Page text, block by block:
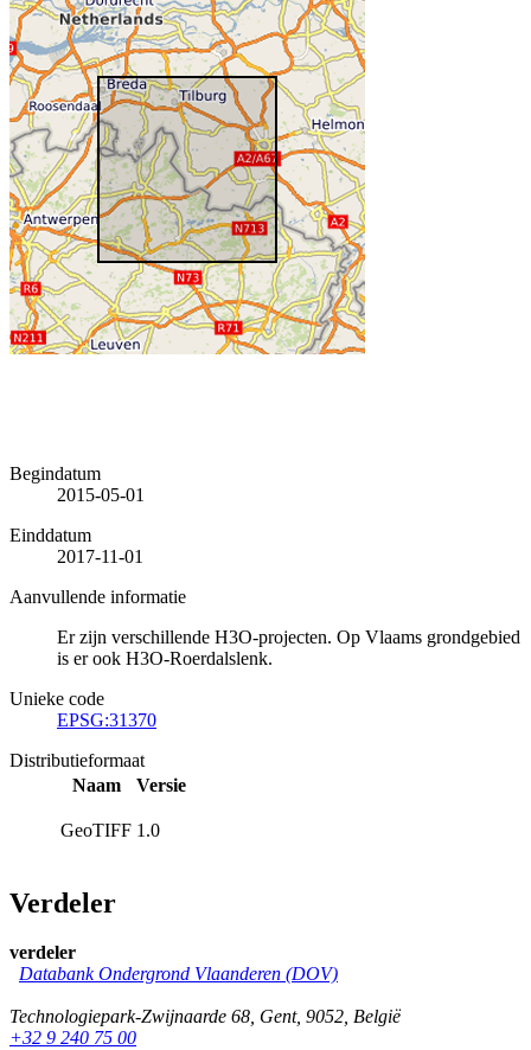
Begindatum
2015-05-01
Einddatum
2017-11-01
Aanvullende informatie
Er zijn verschillende H3O-projecten. Op Vlaams grondgebied
is er ook H3O-Roerdalslenk.
Unieke code
EPSG:31370
Distributieformaat
Naam
Versie
GeoTIFF 1.0
Verdeler
verdeler
Databank Ondergrond Vlaanderen (DOV)
Technologiepark-Zwijnaarde 68, Gent, 9052, België
+32 9 240 75 00